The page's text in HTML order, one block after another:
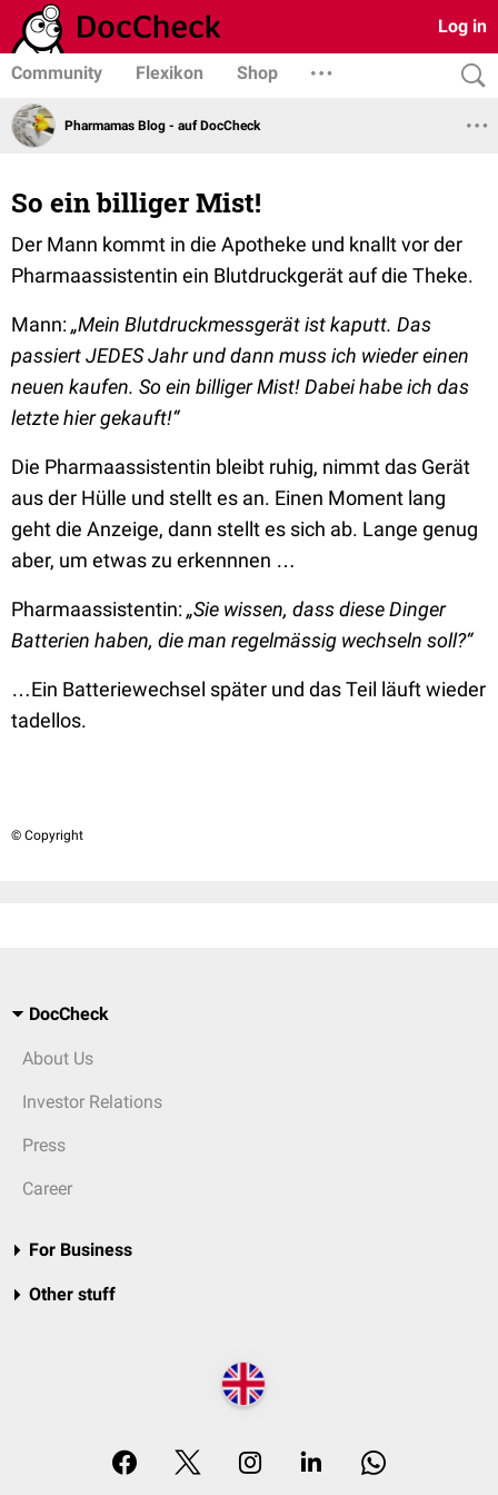
Log in
Community Flexikon Shop
Pharmamas Blog - auf DocCheck
So ein billiger Mist!
Der Mann kommt in die Apotheke und knallt vor der
Pharmaassistentin ein Blutdruckgerät auf die Theke.
Mann:„Mein Blutdruckmessgerät ist kaputt. Das
passiert JEDES Jahr und dann muss ich wieder einen
neuen kaufen. So ein billiger Mist! Dabei habe ich das
letzte hier gekauft!“
Die Pharmaassistentin bleibt ruhig, nimmt das Gerät
aus der Hülle und stellt es an. Einen Moment lang
geht die Anzeige, dann stellt es sich ab. Lange genug
aber, um etwas zu erkennnen …
Pharmaassistentin:„Sie wissen, dass diese Dinger
Batterien haben, die man regelmässig wechseln soll?“
…Ein Batteriewechsel später und das Teil läuft wieder
tadellos.
© Copyright
DocCheck
About Us
Investor Relations
Press
Career
For Business
Other stuff